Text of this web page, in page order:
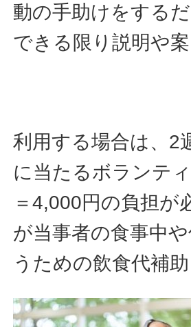
動の手助けをする
できる限り説明や
利用する場合は、2
に当たるボランテ
＝4,000円の負担が
が当事者の食事中
うための飲食代補